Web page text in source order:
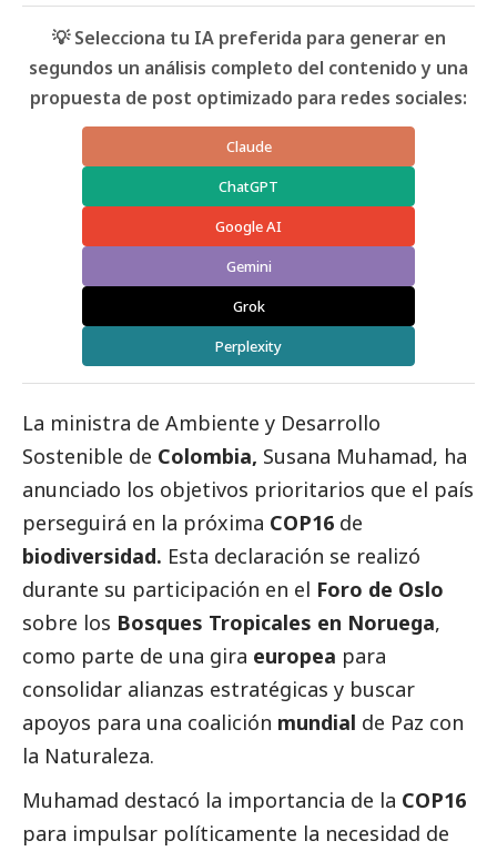
💡 Selecciona tu IA preferida para generar en
segundos un análisis completo del contenido y una
propuesta de post optimizado para redes sociales:
Claude
ChatGPT
Google AI
Gemini
Grok
Perplexity
La ministra de Ambiente y Desarrollo
Sostenible de Colombia, Susana Muhamad, ha
anunciado los objetivos prioritarios que el país
perseguirá en la próxima COP16 de
biodiversidad. Esta declaración se realizó
durante su participación en el Foro de Oslo
sobre los Bosques Tropicales en Noruega,
como parte de una gira europea para
consolidar alianzas estratégicas y buscar
apoyos para una coalición mundial de Paz con
la Naturaleza.
Muhamad destacó la importancia de la COP16
para impulsar políticamente la necesidad de